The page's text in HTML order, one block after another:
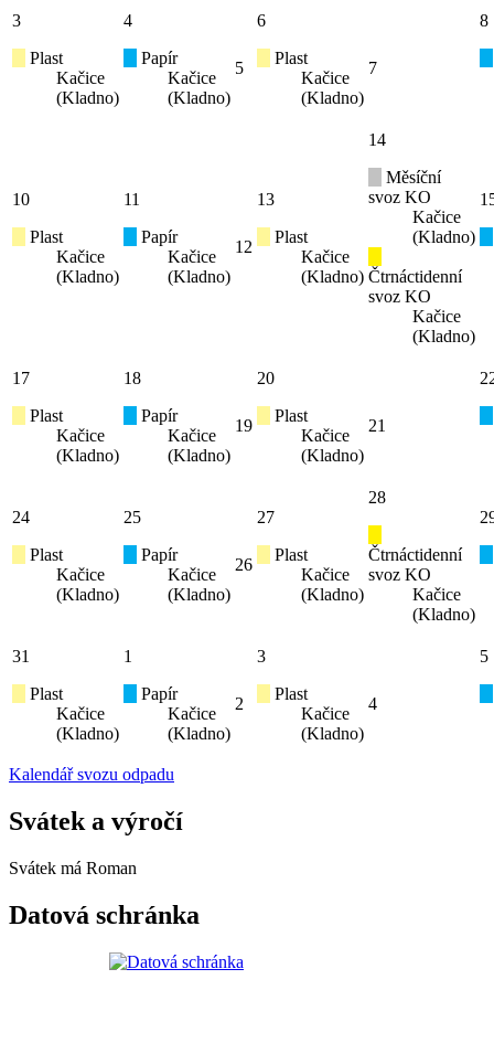
3
Plast
Kačice
(Kladno)
4
Papír
Kačice
(Kladno)
5
6
Plast
Kačice
(Kladno)
7
8
10
Plast
Kačice
(Kladno)
11
Papír
Kačice
(Kladno)
12
13
Plast
Kačice
(Kladno)
14
Měsíční
svoz KO
Kačice
(Kladno)
Čtrnáctidenní
svoz KO
Kačice
(Kladno)
17
Plast
Kačice
(Kladno)
18
Papír
Kačice
(Kladno)
19
20
Plast
Kačice
(Kladno)
21
24
Plast
Kačice
(Kladno)
25
Papír
Kačice
(Kladno)
26
27
Plast
Kačice
(Kladno)
28
Čtrnáctidenní
svoz KO
Kačice
(Kladno)
31
Plast
Kačice
(Kladno)
1
Papír
Kačice
(Kladno)
2
3
Plast
Kačice
(Kladno)
4
5
Kalendář svozu odpadu
Svátek a výročí
Svátek má Roman
Datová schránka